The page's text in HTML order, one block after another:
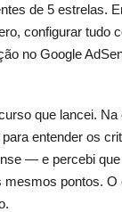
de 5 estrelas.
configurar tudo
no Google
que lancei.
entender os
— e percebi
mesmos pontos. O